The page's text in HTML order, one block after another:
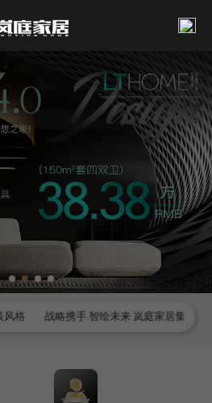
战略携手 智绘未来 岚庭家居集团与华为鸿蒙